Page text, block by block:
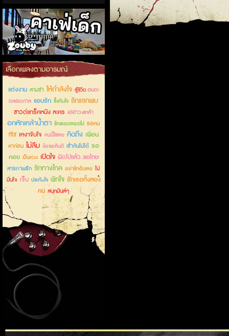
คาเฟ่เด็กลำลูกกา
เลือกเพลงตามอารมณ์
แต่งงาน สามช่า ให้กำลังใจ สู้ชีวิตอมตะ
ตลอดกาล แอบรัก ซึ้งกินใจ รักแรกพบ
ซาวด์แทร็คหนัง ละคร เฮฮาวงเหล้า
อกหักเคล้าน้ำตา รักเธอตลอดไป รอคน
ที่ใช่ เหงาจับใจ คนนี้ใช่เลย คิดถึง เพื่อน
ลาก่อน ไม่ลืม ง้อขอคืนดี เข้ากันไม่ได้ รอ
คอย เป็นห่วง เปิดใจ ผิดไปแล้ว..ขอโทษ
สารภาพรัก รักทางไกล อย่ารักฉันเลย ไม่
มั่นใจ เจ็บ ประทับใจ พักใจ รักเธอทั้งสอง
คน สนุกมันส์ๆ